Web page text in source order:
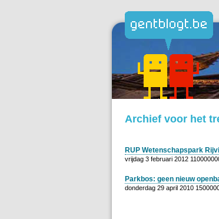
Archief voor het
RUP Wetenschapspark
vrijdag 3 februari 2012
Parkbos: geen nieuw
donderdag 29 april 2010